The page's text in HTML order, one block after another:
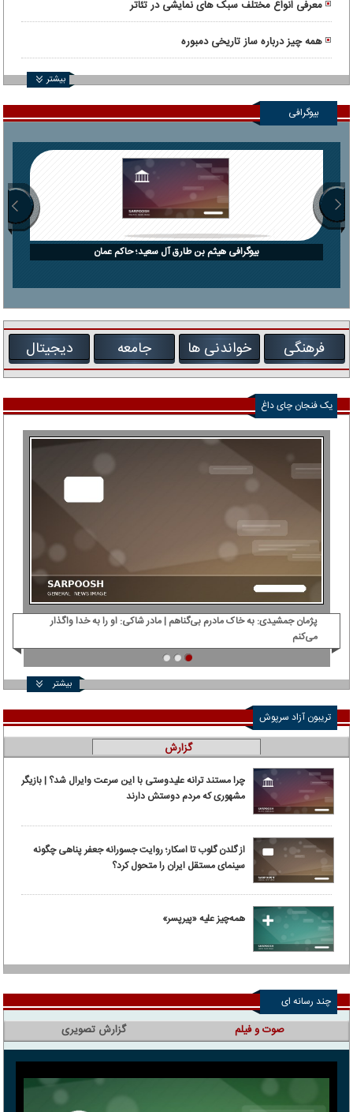
معرفی انواع مختلف سبک های نمایشی در تئاتر
همه چیز درباره ساز تاریخی دمبوره
بیشتر
بیوگرافی
بیوگرافی هیثم بن طارق آل سعید؛ حاکم عمان
فرهنگی خواندنی ها جامعه دیجیتال
یک فنجان چای داغ
پژمان جمشیدی: ‌به خاک مادرم بی‌گناهم | مادر شاکی: او را به خدا واگذار
می‌کنم
بیشتر
تریبون آزاد سرپوش
گزارش
چرا مستند ترانه علیدوستی با این سرعت وایرال شد؟ | بازیگر
مشهوری که مردم دوستش دارند
از گلدن گلوب تا اسکار؛ روایت جسورانه جعفر پناهی چگونه
سینمای مستقل ایران را متحول کرد؟
همه‌چیز علیه «پیرپسر»
چند رسانه ای
صوت و فیلم گزارش تصویری